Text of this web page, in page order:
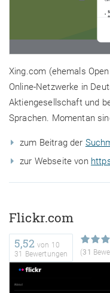
Xing.com (ehemals
Online-Netzwerke in
Aktiengesellschaft und
Sprachen. Momentan
zum Beitrag der
zur Webseite von
Flickr.com
5,52 von 10
31 Bewertungen
(31